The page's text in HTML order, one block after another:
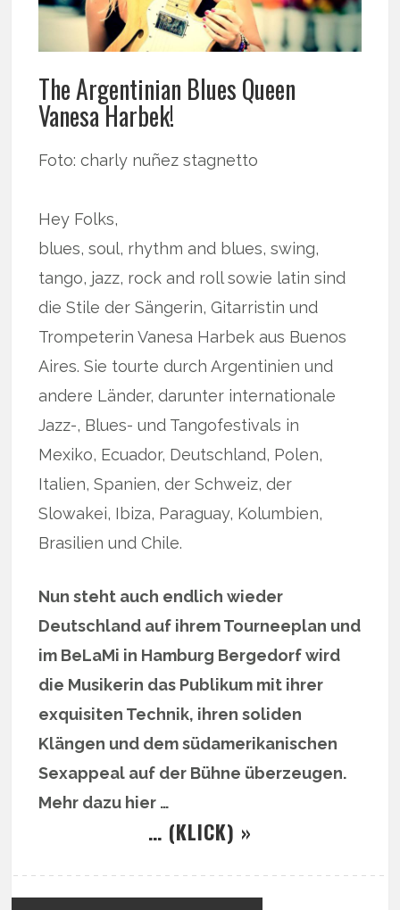
The Argentinian Blues Queen
Vanesa Harbek!
Foto: charly nuñez stagnetto
Hey Folks,
blues, soul, rhythm and blues, swing,
tango, jazz, rock and roll sowie latin sind
die Stile der Sängerin, Gitarristin und
Trompeterin Vanesa Harbek aus Buenos
Aires. Sie tourte durch Argentinien und
andere Länder, darunter internationale
Jazz-, Blues- und Tangofestivals in
Mexiko, Ecuador, Deutschland, Polen,
Italien, Spanien, der Schweiz, der
Slowakei, Ibiza, Paraguay, Kolumbien,
Brasilien und Chile.
Nun steht auch endlich wieder
Deutschland auf ihrem Tourneeplan und
im BeLaMi in Hamburg Bergedorf wird
die Musikerin das Publikum mit ihrer
exquisiten Technik, ihren soliden
Klängen und dem südamerikanischen
Sexappeal auf der Bühne überzeugen.
Mehr dazu hier …
… (KLICK) »